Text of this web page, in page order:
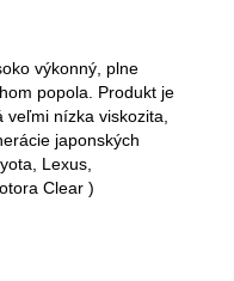
výkonný, plne
popola. Produkt je
nízka viskozita,
japonských
Lexus,
Clear )